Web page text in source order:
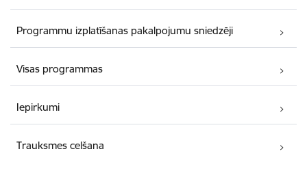
Programmu izplatīšanas pakalpojumu sniedzēji
Visas programmas
Iepirkumi
Trauksmes celšana